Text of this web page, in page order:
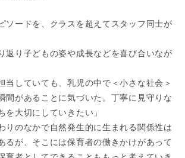
神奈川県
ソードを、クラスを超えてスタッフ同士が
返り子どもの姿や成長などを喜び合いなが
当していても、乳児の中で＜小さな社会＞
間があることに気づいた。丁寧に見守りな
を大切にしていきたい」
りのなかで自然発生的に生まれる関係性は
るが、そこには保育者の働きかけがあって